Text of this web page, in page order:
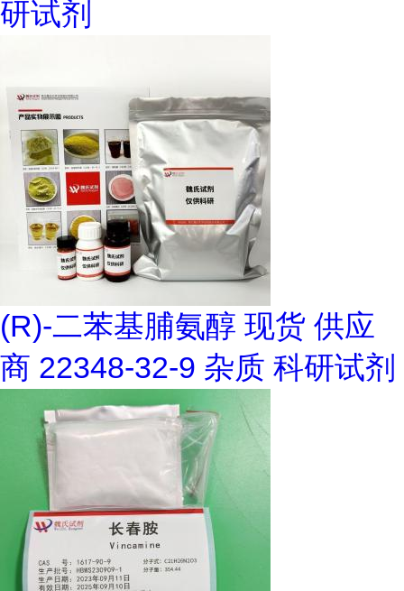
研试剂
(R)-二苯基脯氨醇 现货 供应
商 22348-32-9 杂质 科研试剂